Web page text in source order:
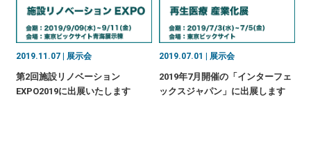
2019.11.07 | 展示会
第2回施設リノベーション
EXPO2019に出展いたします
2019.07.01 | 展示会
2019年7月開催の「インターフェ
ックスジャパン」に出展します